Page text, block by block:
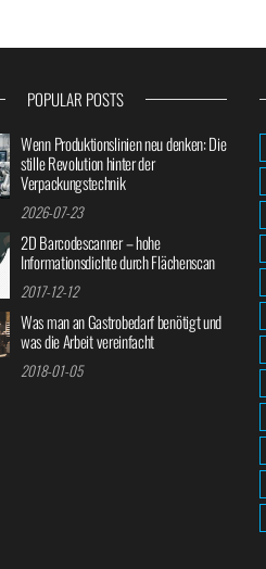
POPULAR POSTS
Wenn Produktionslinien neu denken: Die
stille Revolution hinter der
Verpackungstechnik
2026-07-23
2D Barcodescanner – hohe
Informationsdichte durch Flächenscan
2017-12-12
Was man an Gastrobedarf benötigt und
was die Arbeit vereinfacht
2018-01-05